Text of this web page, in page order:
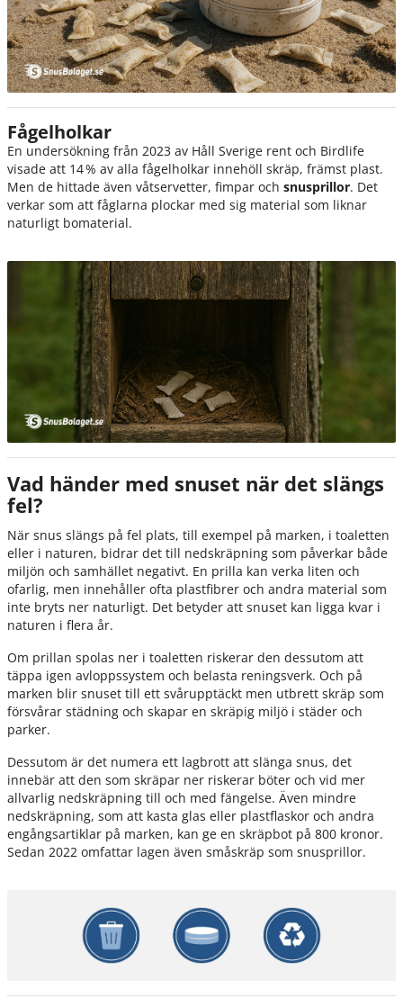
Fågelholkar
En undersökning från 2023 av Håll Sverige rent och Birdlife
visade att 14 % av alla fågelholkar innehöll skräp, främst plast.
Men de hittade även våtservetter, fimpar och snusprillor. Det
verkar som att fåglarna plockar med sig material som liknar
naturligt bomaterial.
Vad händer med snuset när det slängs
fel?
När snus slängs på fel plats, till exempel på marken, i toaletten
eller i naturen, bidrar det till nedskräpning som påverkar både
miljön och samhället negativt. En prilla kan verka liten och
ofarlig, men innehåller ofta plastfibrer och andra material som
inte bryts ner naturligt. Det betyder att snuset kan ligga kvar i
naturen i flera år.
Om prillan spolas ner i toaletten riskerar den dessutom att
täppa igen avloppssystem och belasta reningsverk. Och på
marken blir snuset till ett svårupptäckt men utbrett skräp som
försvårar städning och skapar en skräpig miljö i städer och
parker.
Dessutom är det numera ett lagbrott att slänga snus, det
innebär att den som skräpar ner riskerar böter och vid mer
allvarlig nedskräpning till och med fängelse. Även mindre
nedskräpning, som att kasta glas eller plastflaskor och andra
engångsartiklar på marken, kan ge en skräpbot på 800 kronor.
Sedan 2022 omfattar lagen även småskräp som snusprillor.